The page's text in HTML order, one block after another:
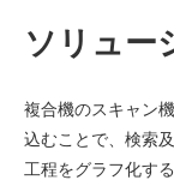
ソリュー
複合機のスキャン
込むことで、検索
工程をグラフ化す